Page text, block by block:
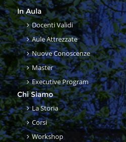
In Aula
Docenti Validi
Aule Attrezzate
Nuove Conoscenze
Master
Executive Program
Chi Siamo
La Storia
Corsi
Workshop